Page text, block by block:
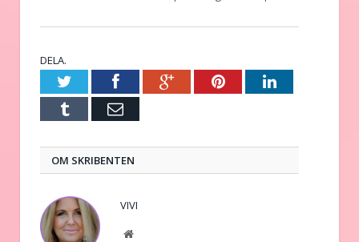
DELA.
TwitterFacebookGoogle+PinterestLinkedIn
Tumblr E-
OM SKRIBENTEN
VIVI
Website